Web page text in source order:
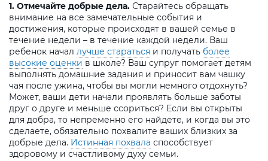
1. Отмечайте добрые дела. Старайтесь обращать
внимание на все замечательные события и
достижения, которые происходят в вашей семье в
течение недели – в течение каждой недели. Ваш
ребенок начал лучше стараться и получать более
высокие оценки в школе? Ваш супруг помогает детям
выполнять домашние задания и приносит вам чашку
чая после ужина, чтобы вы могли немного отдохнуть?
Может, ваши дети начали проявлять больше заботы
друг о друге и меньше ссориться? Если вы открыты
для добра, то непременно его найдете, и когда вы это
сделаете, обязательно похвалите ваших близких за
добрые дела. Истинная похвала способствует
здоровому и счастливому духу семьи.